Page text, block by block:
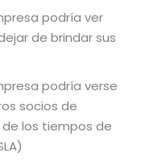
podría ver
de brindar sus
podría verse
socios de
los tiempos de